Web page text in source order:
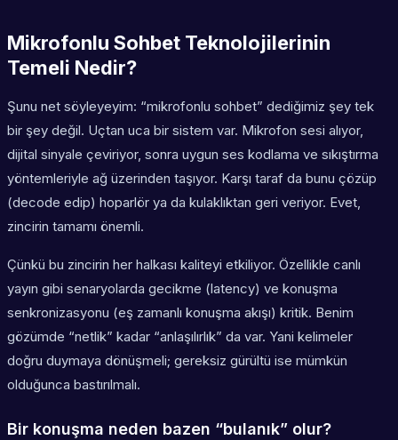
Mikrofonlu Sohbet Teknolojilerinin
Temeli Nedir?
Şunu net söyleyeyim: “mikrofonlu sohbet” dediğimiz şey tek
bir şey değil. Uçtan uca bir sistem var. Mikrofon sesi alıyor,
dijital sinyale çeviriyor, sonra uygun ses kodlama ve sıkıştırma
yöntemleriyle ağ üzerinden taşıyor. Karşı taraf da bunu çözüp
(decode edip) hoparlör ya da kulaklıktan geri veriyor. Evet,
zincirin tamamı önemli.
Çünkü bu zincirin her halkası kaliteyi etkiliyor. Özellikle canlı
yayın gibi senaryolarda gecikme (latency) ve konuşma
senkronizasyonu (eş zamanlı konuşma akışı) kritik. Benim
gözümde “netlik” kadar “anlaşılırlık” da var. Yani kelimeler
doğru duymaya dönüşmeli; gereksiz gürültü ise mümkün
olduğunca bastırılmalı.
Bir konuşma neden bazen “bulanık” olur?